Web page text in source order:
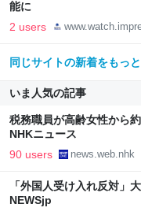
能に
2 users
同じサイトの新着をもっ
いま人気の記事
税務職員が高齢女性から
NHKニュース
90 users news.web.nhk
「外国人受け入れ反対」
NEWSjp